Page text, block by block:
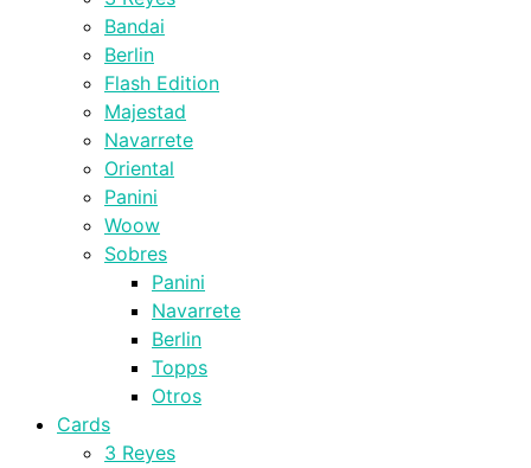
Bandai
Berlin
Flash Edition
Majestad
Navarrete
Oriental
Panini
Woow
Sobres
Panini
Navarrete
Berlin
Topps
Otros
Cards
3 Reyes